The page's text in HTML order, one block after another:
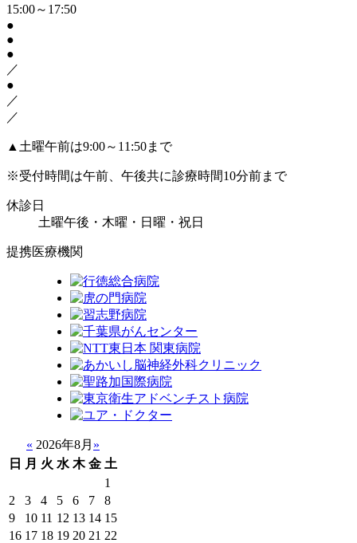
15:00～17:50
●
●
●
／
●
／
／
▲ 土曜午前は9:00～11:50まで
※受付時間は午前、午後共に診療時間10分前まで
休診日
土曜午後・木曜・日曜・祝日
提携医療機関
« 2026年8月 »
日
月 火 水 木 金 土
1
2
3 4 5 6 7
8
9
10 11 12 13 14 15
16 17 18 19 20 21 22